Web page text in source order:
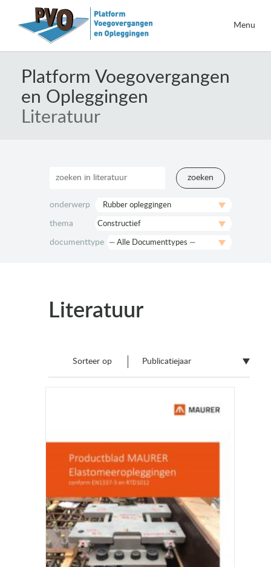
Menu
springen
Platform Voegovergangen
en Opleggingen
Literatuur
zoeken
onderwerp
thema
documenttype
Literatuur
Sorteer op Publicatiejaar